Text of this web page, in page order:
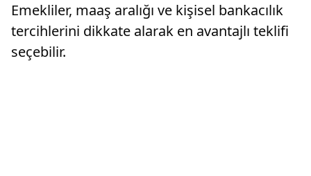
Emekliler, maaş aralığı ve kişisel bankacılık
tercihlerini dikkate alarak en avantajlı teklifi
seçebilir.